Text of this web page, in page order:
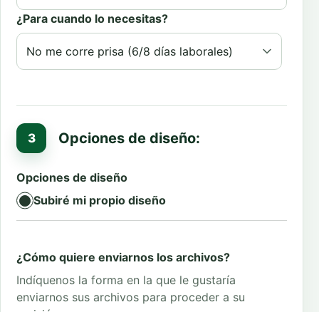
¿Para cuando lo necesitas?
Opciones de diseño:
Opciones de diseño
Subiré mi propio diseño
¿Cómo quiere enviarnos los archivos?
Indíquenos la forma en la que le gustaría
enviarnos sus archivos para proceder a su